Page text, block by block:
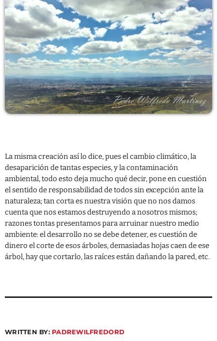
CONTACTO
La misma creación así lo dice, pues el cambio climático, la
desaparición de tantas especies, y la contaminación
ambiental, todo esto deja mucho qué decir, pone en cuestión
el sentido de responsabilidad de todos sin excepción ante la
naturaleza; tan corta es nuestra visión que no nos damos
cuenta que nos estamos destruyendo a nosotros mismos;
razones tontas presentamos para arruinar nuestro medio
ambiente: el desarrollo no se debe detener, es cuestión de
dinero el corte de esos árboles, demasiadas hojas caen de ese
árbol, hay que cortarlo, las raíces están dañando la pared, etc.
WRITTEN BY: PADREWILFREDORD